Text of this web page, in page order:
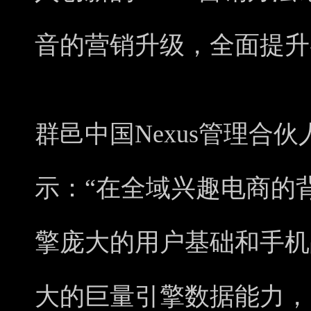
音的营销升级，全面提
群邑中国Nexus管理合伙
示：“在全域兴趣电商的
擎庞大的用户基础和手
大的巨量引擎数据能力